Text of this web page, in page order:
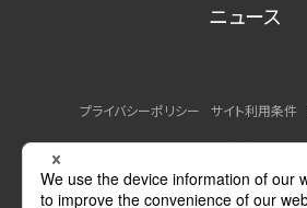
ニュース
プライバシーポリシー サイト利用条件
MSDSの提供について